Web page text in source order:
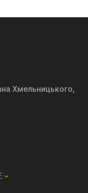
Хмельницького,